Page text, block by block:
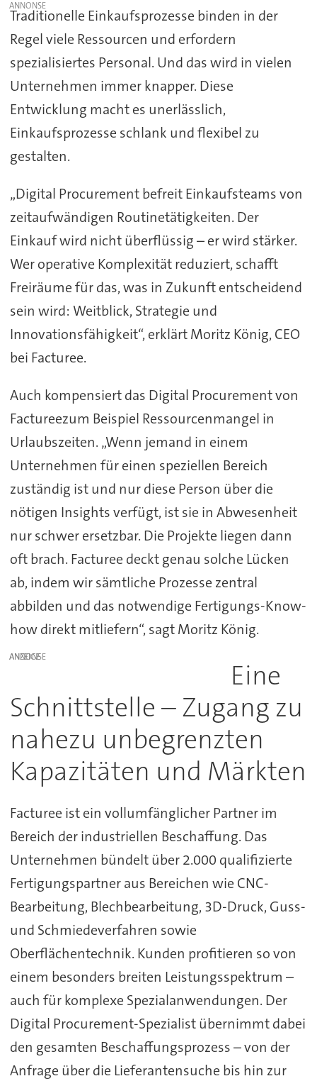
Traditionelle Einkaufsprozesse binden in der
Regel viele Ressourcen und erfordern
spezialisiertes Personal. Und das wird in vielen
Unternehmen immer knapper. Diese
Entwicklung macht es unerlässlich,
Einkaufsprozesse schlank und flexibel zu
gestalten.
„Digital Procurement befreit Einkaufsteams von
zeitaufwändigen Routinetätigkeiten. Der
Einkauf wird nicht überflüssig – er wird stärker.
Wer operative Komplexität reduziert, schafft
Freiräume für das, was in Zukunft entscheidend
sein wird: Weitblick, Strategie und
Innovationsfähigkeit“, erklärt Moritz König, CEO
bei Facturee.
Auch kompensiert das Digital Procurement von
Factureezum Beispiel Ressourcenmangel in
Urlaubszeiten. „Wenn jemand in einem
Unternehmen für einen speziellen Bereich
zuständig ist und nur diese Person über die
nötigen Insights verfügt, ist sie in Abwesenheit
nur schwer ersetzbar. Die Projekte liegen dann
oft brach. Facturee deckt genau solche Lücken
ab, indem wir sämtliche Prozesse zentral
abbilden und das notwendige Fertigungs-Know-
how direkt mitliefern“, sagt Moritz König.
ANZEIGE
Eine
Schnittstelle – Zugang zu
nahezu unbegrenzten
Kapazitäten und Märkten
Facturee ist ein vollumfänglicher Partner im
Bereich der industriellen Beschaffung. Das
Unternehmen bündelt über 2.000 qualifizierte
Fertigungspartner aus Bereichen wie CNC-
Bearbeitung, Blechbearbeitung, 3D-Druck, Guss-
und Schmiedeverfahren sowie
Oberflächentechnik. Kunden profitieren so von
einem besonders breiten Leistungsspektrum –
auch für komplexe Spezialanwendungen. Der
Digital Procurement-Spezialist übernimmt dabei
den gesamten Beschaffungsprozess – von der
Anfrage über die Lieferantensuche bis hin zur